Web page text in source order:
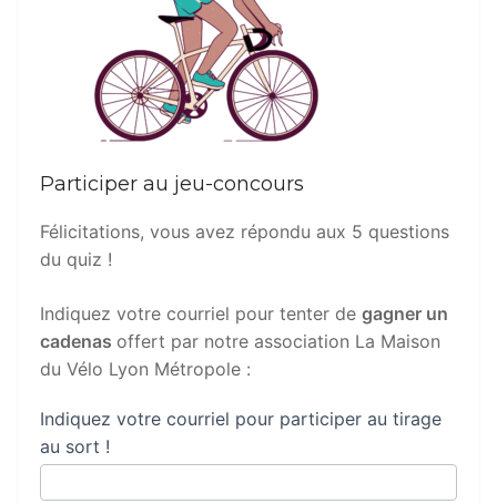
Participer au jeu-concours
Félicitations, vous avez répondu aux 5 questions
du quiz !
Indiquez votre courriel pour tenter de gagner un
cadenas offert par notre association La Maison
du Vélo Lyon Métropole :
Indiquez votre courriel pour participer au tirage
au sort !